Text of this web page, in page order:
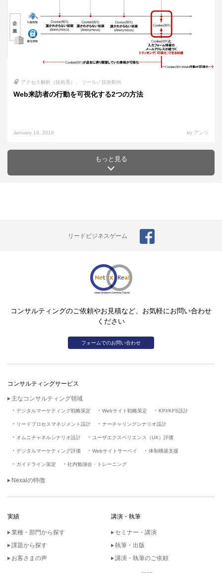
アクセス解析（技術系） ツール／技術動向
Web来訪者の行動を可視化する2つの方法
January 19, 2016 by アンリ
もっと見る
リードビジネスゲーム
コンサルティングのご依頼やお見積など、お気軽にお問い合わせ
ください
フォームでのお問い合わせ
コンサルティングサービス
主なコンサルティング領域
デジタルマーケティング戦略策定 Webサイト戦略策定 KPI/KFS設計
リードプロセスマネジメント設計 ナーチャリングシナリオ設計
オムニチャネルシナリオ設計 ユーザエクスペリエンス（UX）評価
デジタルマーケティング評価 Webサイトサーベイ 体制構築支援
ガイドライン策定 社内勉強会・トレーニング
Nexalの特徴
実績
業種・部門から探す
課題から探す
お客さまの声
講演・執筆
セミナー・講演
執筆・出版
講演・執筆のご依頼